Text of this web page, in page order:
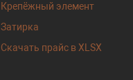
Крепёжный элемент
Затирка
Скачать прайс в XLSX